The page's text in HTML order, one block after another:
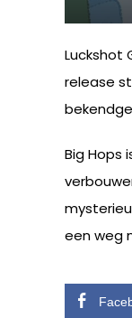
Luckshot
release
Big Hops
een ​​weg